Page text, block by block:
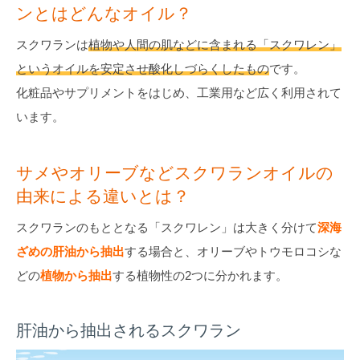
ンとはどんなオイル？
スクワランは植物や人間の肌などに含まれる「スクワレン」
というオイルを安定させ酸化しづらくしたものです。
化粧品やサプリメントをはじめ、工業用など広く利用されて
います。
サメやオリーブなどスクワランオイルの
由来による違いとは？
スクワランのもととなる「スクワレン」は大きく分けて深海
ざめの肝油から抽出する場合と、オリーブやトウモロコシな
どの植物から抽出する植物性の2つに分かれます。
肝油から抽出されるスクワラン